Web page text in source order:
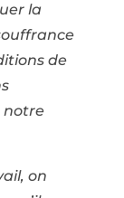
la
de
notre
on